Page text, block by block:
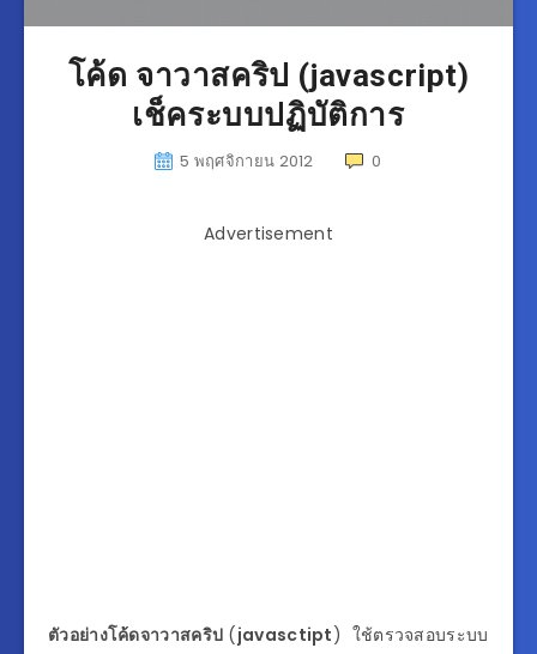
โค้ด จาวาสคริป (javascript)
เช็คระบบปฏิบัติการ
5 พฤศจิกายน 2012 0
Advertisement
ตัวอย่างโค้ดจาวาสคริป (javasctipt) ใช้ตรวจสอบระบบ